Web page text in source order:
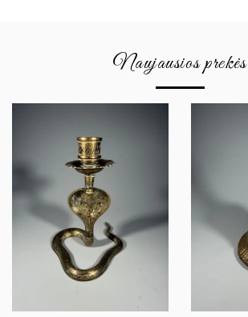
Naujausios prekės